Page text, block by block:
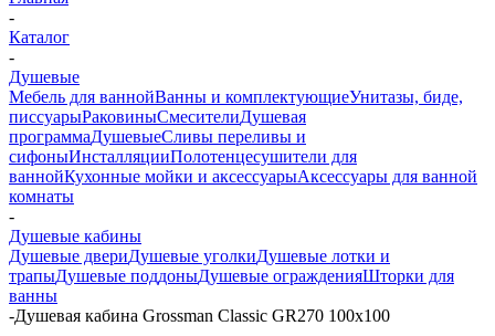
-
Каталог
-
Душевые
Мебель для ваннойВанны и комплектующиеУнитазы, биде,
писсуарыРаковиныСмесителиДушевая
программаДушевыеСливы переливы и
сифоныИнсталляцииПолотенцесушители для
ваннойКухонные мойки и аксессуарыАксессуары для ванной
комнаты
-
Душевые кабины
Душевые двериДушевые уголкиДушевые лотки и
трапыДушевые поддоныДушевые огражденияШторки для
ванны
-Душевая кабина Grossman Classic GR270 100x100